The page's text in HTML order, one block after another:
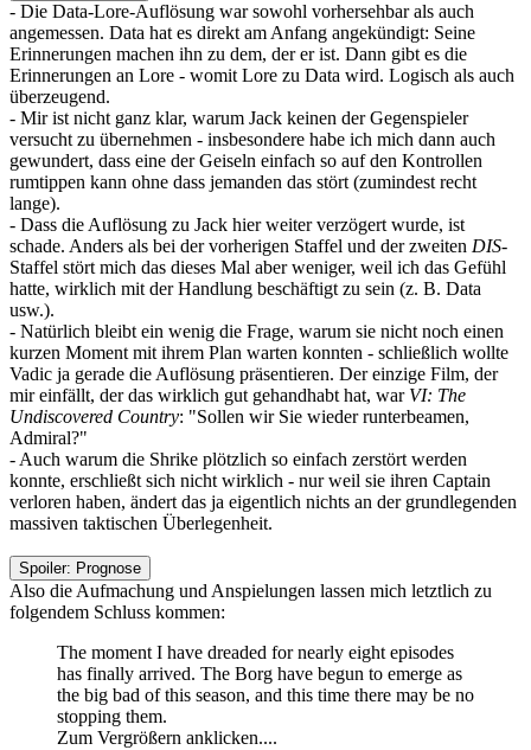
- Die Data-Lore-Auflösung war sowohl vorhersehbar als auch
angemessen. Data hat es direkt am Anfang angekündigt: Seine
Erinnerungen machen ihn zu dem, der er ist. Dann gibt es die
Erinnerungen an Lore - womit Lore zu Data wird. Logisch als auch
überzeugend.
- Mir ist nicht ganz klar, warum Jack keinen der Gegenspieler
versucht zu übernehmen - insbesondere habe ich mich dann auch
gewundert, dass eine der Geiseln einfach so auf den Kontrollen
rumtippen kann ohne dass jemanden das stört (zumindest recht
lange).
- Dass die Auflösung zu Jack hier weiter verzögert wurde, ist
schade. Anders als bei der vorherigen Staffel und der zweiten DIS-
Staffel stört mich das dieses Mal aber weniger, weil ich das Gefühl
hatte, wirklich mit der Handlung beschäftigt zu sein (z. B. Data
usw.).
- Natürlich bleibt ein wenig die Frage, warum sie nicht noch einen
kurzen Moment mit ihrem Plan warten konnten - schließlich wollte
Vadic ja gerade die Auflösung präsentieren. Der einzige Film, der
mir einfällt, der das wirklich gut gehandhabt hat, war VI: The
Undiscovered Country: "Sollen wir Sie wieder runterbeamen,
Admiral?"
- Auch warum die Shrike plötzlich so einfach zerstört werden
konnte, erschließt sich nicht wirklich - nur weil sie ihren Captain
verloren haben, ändert das ja eigentlich nichts an der grundlegenden
massiven taktischen Überlegenheit.
Spoiler: Prognose
Also die Aufmachung und Anspielungen lassen mich letztlich zu
folgendem Schluss kommen:
The moment I have dreaded for nearly eight episodes
has finally arrived. The Borg have begun to emerge as
the big bad of this season, and this time there may be no
stopping them.
Zum Vergrößern anklicken....